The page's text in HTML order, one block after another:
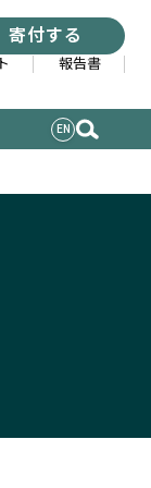
寄付する
報告書
EN